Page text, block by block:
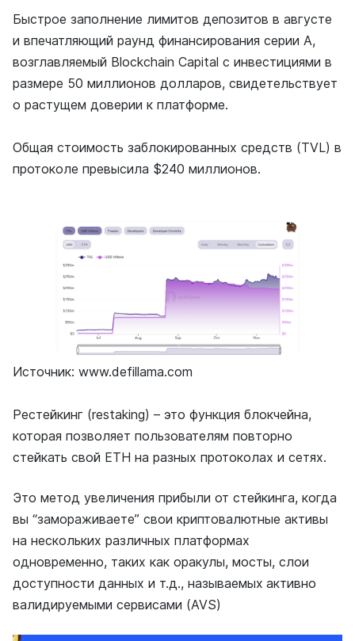
Быстрое заполнение лимитов депозитов в августе
и впечатляющий раунд финансирования серии A,
возглавляемый Blockchain Capital с инвестициями в
размере 50 миллионов долларов, свидетельствует
о растущем доверии к платформе.
Oбщая стоимость заблокированных средств (TVL) в
протоколе превысила $240 миллионов.
Источник: www.defillama.com
Рестейкинг (restaking) – это функция блокчейна,
которая позволяет пользователям повторно
стейкать свой ETH на разных протоколах и сетях.
Это метод увеличения прибыли от стейкинга, когда
вы “замораживаете” свои криптовалютные активы
на нескольких различных платформах
одновременно, таких как оракулы, мосты, слои
доступности данных и т.д., называемых активно
валидируемыми сервисами (AVS)